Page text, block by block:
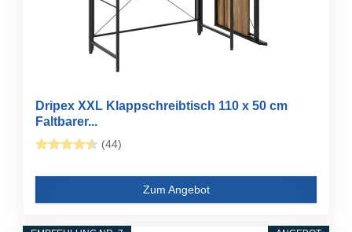
Dripex XXL Klappschreibtisch 110 x 50 cm
Faltbarer...
(44)
Zum Angebot